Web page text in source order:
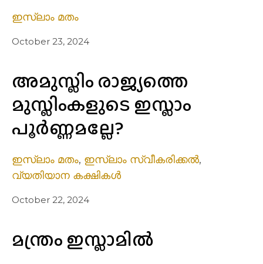
ഇസ്ലാം മതം
October 23, 2024
അമുസ്ലിം രാജ്യത്തെ
മുസ്ലിംകളുടെ ഇസ്ലാം
പൂര്‍ണ്ണമല്ലേ?
ഇസ്ലാം മതം, ഇസ്ലാം സ്വീകരിക്കൽ,
വ്യതിയാന കക്ഷികൾ
October 22, 2024
മന്ത്രം ഇസ്ലാമിൽ